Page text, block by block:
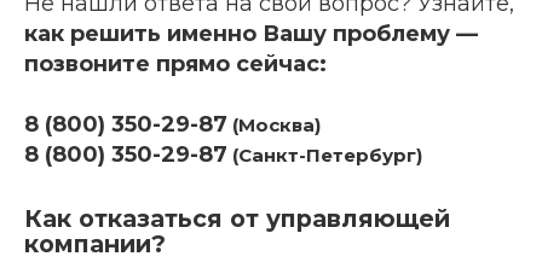
как решить именно Вашу проблему —
позвоните прямо сейчас:
8 (800) 350-29-87 (Москва)
8 (800) 350-29-87 (Санкт-Петербург)
Как отказаться от управляющей
компании?